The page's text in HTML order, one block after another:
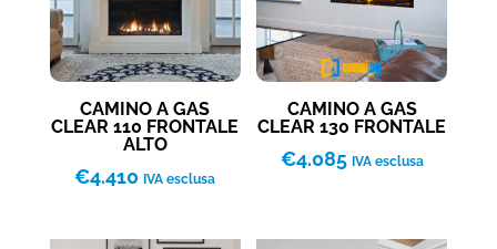
CAMINO A GAS
CLEAR 110 FRONTALE
ALTO
€4.410 IVA esclusa
CAMINO A GAS
CLEAR 130 FRONTALE
€4.085 IVA esclusa